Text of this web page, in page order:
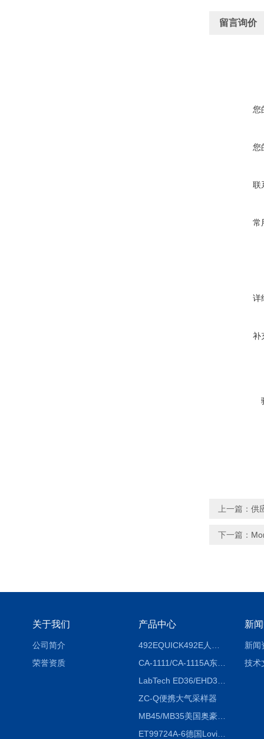
留言询价
您
您
联
常
详
补
上一篇： 供
下一篇：
关于我们
公司简介
荣誉资质
产品中心
CA-1111/CA-1115A东京理化EYELA CA-1111/CA-1115A冷却水循环装置
ZC-Q便携大气采样器
MB45/MB35美国奥豪斯OHAUS MB45/MB35卤素红外水分测定仪
ET99724A-6德国Lovibond ET99724A-6微电脑BOD测定仪
新
新闻
技术